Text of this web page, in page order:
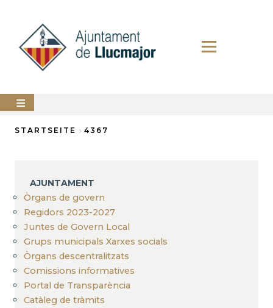
AJUNTAMENT
SERVEIS
MUNICIPALS
PERFIL
DEL
CONTRACTANT
ANUNCIS
STARTSEITE 4367
AJUNTAMENT
Òrgans de govern
Regidors 2023-2027
Juntes de Govern Local
Grups municipals Xarxes socials
Òrgans descentralitzats
Comissions informatives
Portal de Transparència
Catàleg de tràmits